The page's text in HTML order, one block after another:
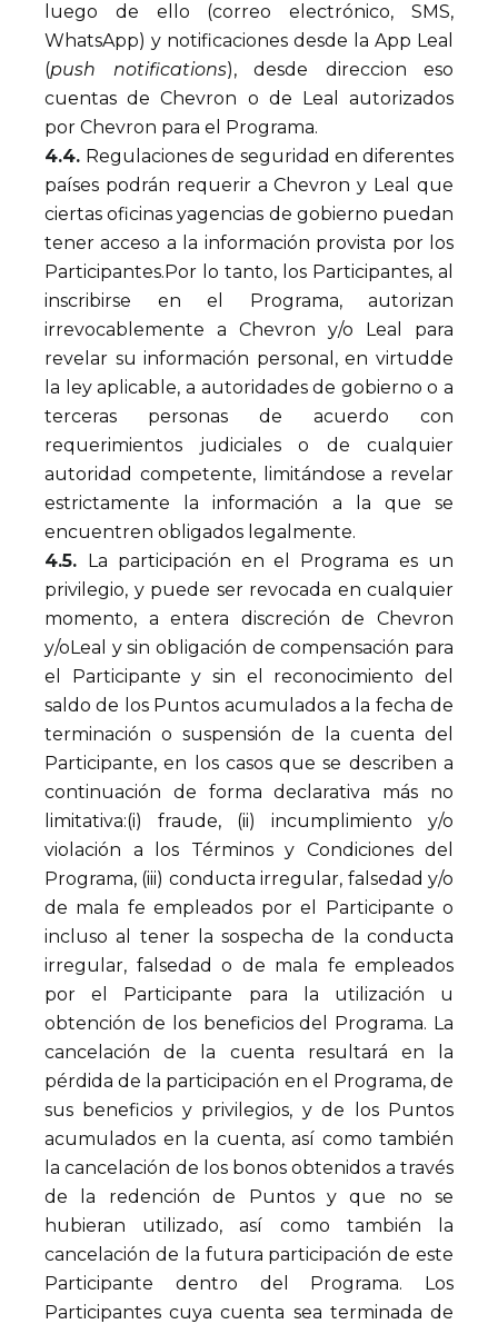
luego de ello (correo electrónico, SMS,
WhatsApp) y notificaciones desde la App Leal
(push notifications), desde direccion eso
cuentas de Chevron o de Leal autorizados
por Chevron para el Programa.
4.4. Regulaciones de seguridad en diferentes
países podrán requerir a Chevron y Leal que
ciertas oficinas yagencias de gobierno puedan
tener acceso a la información provista por los
Participantes.Por lo tanto, los Participantes, al
inscribirse en el Programa, autorizan
irrevocablemente a Chevron y/o Leal para
revelar su información personal, en virtudde
la ley aplicable, a autoridades de gobierno o a
terceras personas de acuerdo con
requerimientos judiciales o de cualquier
autoridad competente, limitándose a revelar
estrictamente la información a la que se
encuentren obligados legalmente.
4.5. La participación en el Programa es un
privilegio, y puede ser revocada en cualquier
momento, a entera discreción de Chevron
y/oLeal y sin obligación de compensación para
el Participante y sin el reconocimiento del
saldo de los Puntos acumulados a la fecha de
terminación o suspensión de la cuenta del
Participante, en los casos que se describen a
continuación de forma declarativa más no
limitativa:(i) fraude, (ii) incumplimiento y/o
violación a los Términos y Condiciones del
Programa, (iii) conducta irregular, falsedad y/o
de mala fe empleados por el Participante o
incluso al tener la sospecha de la conducta
irregular, falsedad o de mala fe empleados
por el Participante para la utilización u
obtención de los beneficios del Programa. La
cancelación de la cuenta resultará en la
pérdida de la participación en el Programa, de
sus beneficios y privilegios, y de los Puntos
acumulados en la cuenta, así como también
la cancelación de los bonos obtenidos a través
de la redención de Puntos y que no se
hubieran utilizado, así como también la
cancelación de la futura participación de este
Participante dentro del Programa. Los
Participantes cuya cuenta sea terminada de